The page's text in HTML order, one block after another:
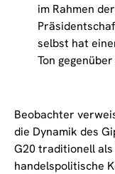
im Rahmen
selbst hat
Ton
Beobachter
die Dynamik des
G20 traditionell
handelspolitische